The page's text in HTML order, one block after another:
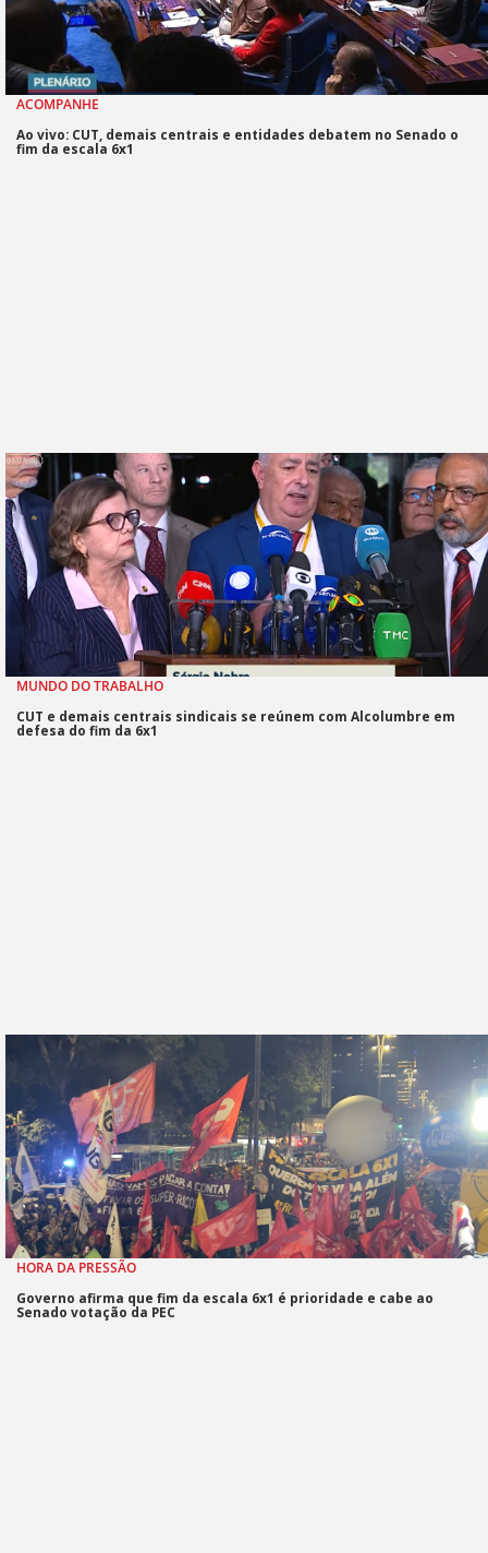
ACOMPANHE
Ao vivo: CUT, demais centrais e entidades debatem no Senado o
fim da escala 6x1
MUNDO DO TRABALHO
CUT e demais centrais sindicais se reúnem com Alcolumbre em
defesa do fim da 6x1
HORA DA PRESSÃO
Governo afirma que fim da escala 6x1 é prioridade e cabe ao
Senado votação da PEC